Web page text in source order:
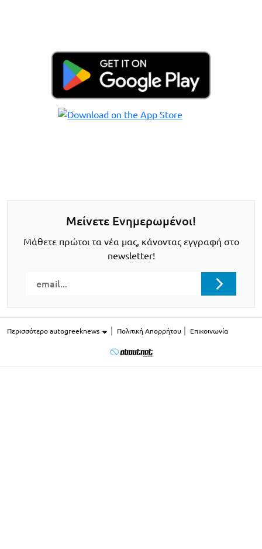
Μείνετε Ενημερωμένοι!
Μάθετε πρώτοι τα νέα μας, κάνοντας εγγραφή στο
newsletter!
Περισσότερο autogreeknews Πολιτική Απορρήτου Επικοινωνία